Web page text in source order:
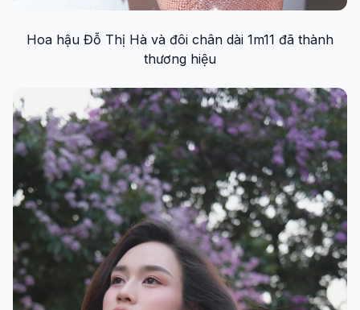
Hoa hậu Đỗ Thị Hà và đôi chân dài 1m11 đã thành
thương hiệu